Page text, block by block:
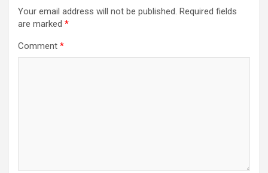
Your email address will not be published. Required fields
are marked *
Comment *